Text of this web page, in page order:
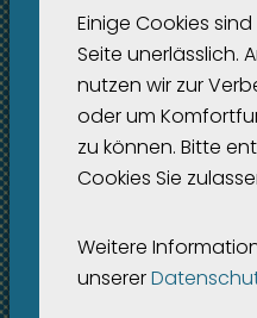
Die neun Kapitel
Jo
den Kopf
Einige Cookies
Seite unerlässlich.
nutzen wir zur
oder um
zu können. Bitte
Cookies Sie
Weitere
unserer